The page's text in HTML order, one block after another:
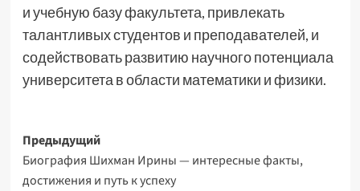
и учебную базу факультета, привлекать
талантливых студентов и преподавателей, и
содействовать развитию научного потенциала
университета в области математики и физики.
Навигация
записи
Предыдущий
Биография Шихман Ирины — интересные факты,
достижения и путь к успеху